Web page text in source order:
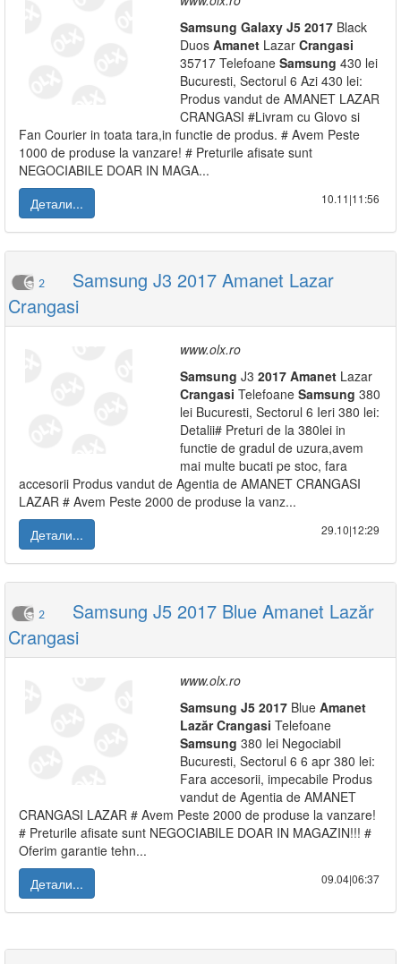
Samsung Galaxy J5 2017 Black
Duos Amanet Lazar Crangasi
35717 Telefoane Samsung 430 lei
Bucuresti, Sectorul 6 Azi 430 lei:
Produs vandut de AMANET LAZAR
CRANGASI #Livram cu Glovo si
Fan Courier in toata tara,in functie de produs. # Avem Peste
1000 de produse la vanzare! # Preturile afisate sunt
NEGOCIABILE DOAR IN MAGA...
Детали...
10.11|11:56
2
Samsung J3 2017 Amanet Lazar
Crangasi
www.olx.ro
Samsung J3 2017 Amanet Lazar
Crangasi Telefoane Samsung 380
lei Bucuresti, Sectorul 6 Ieri 380 lei:
Detalii# Preturi de la 380lei in
functie de gradul de uzura,avem
mai multe bucati pe stoc, fara
accesorii Produs vandut de Agentia de AMANET CRANGASI
LAZAR # Avem Peste 2000 de produse la vanz...
Детали...
29.10|12:29
2
Samsung J5 2017 Blue Amanet Lazăr
Crangasi
www.olx.ro
Samsung J5 2017 Blue Amanet
Lazăr Crangasi Telefoane
Samsung 380 lei Negociabil
Bucuresti, Sectorul 6 6 apr 380 lei:
Fara accesorii, impecabile Produs
vandut de Agentia de AMANET
CRANGASI LAZAR # Avem Peste 2000 de produse la vanzare!
# Preturile afisate sunt NEGOCIABILE DOAR IN MAGAZIN!!! #
Oferim garantie tehn...
Детали...
09.04|06:37